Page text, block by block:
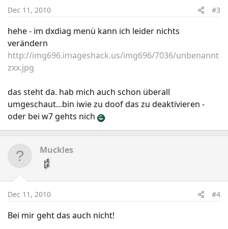
Dec 11, 2010 #3
hehe - im dxdiag menü kann ich leider nichts
verändern
http://img696.imageshack.us/img696/7036/unbenannt
zxx.jpg
das steht da. hab mich auch schon überall
umgeschaut...bin iwie zu doof das zu deaktivieren -
oder bei w7 gehts nich
Muckles
Dec 11, 2010 #4
Bei mir geht das auch nicht!